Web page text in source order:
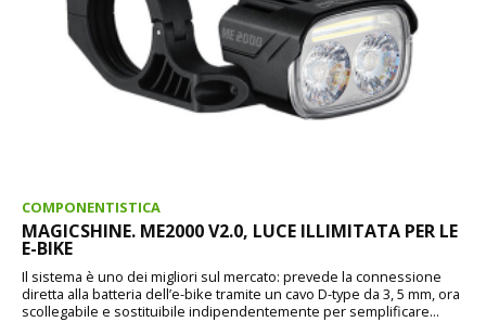
COMPONENTISTICA
MAGICSHINE. ME2000 V2.0, LUCE ILLIMITATA PER LE
E-BIKE
Il sistema è uno dei migliori sul mercato: prevede la connessione
diretta alla batteria dell’e-bike tramite un cavo D-type da 3, 5 mm, ora
scollegabile e sostituibile indipendentemente per semplificare...